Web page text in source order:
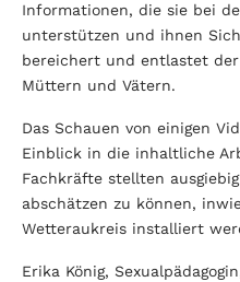
Informationen, die sie bei
unterstützen und ihnen
bereichert und entlastet
Müttern und Vätern.
Das Schauen von einigen
Einblick in die inhaltliche
Fachkräfte stellten
abschätzen zu können,
Wetteraukreis installiert
Erika König,